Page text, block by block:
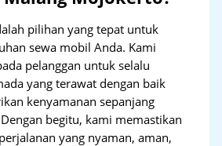
pilihan yang tepat untuk
sewa mobil Anda. Kami
pelanggan untuk selalu
yang terawat dengan baik
kenyamanan sepanjang
begitu, kami memastikan
yang nyaman, aman,